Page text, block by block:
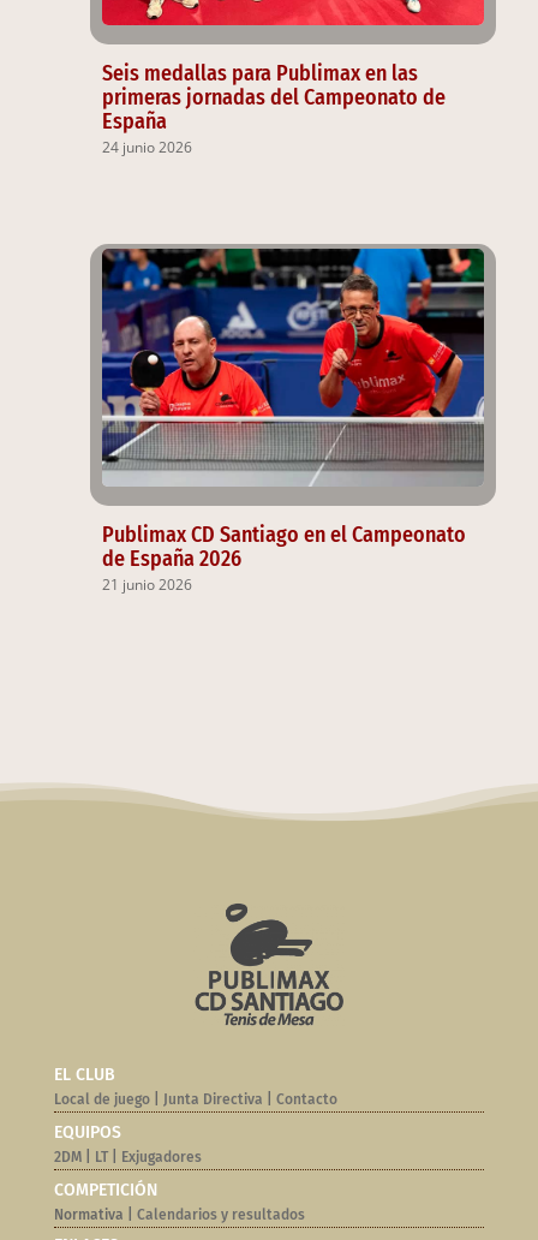
Seis medallas para Publimax en las
primeras jornadas del Campeonato de
España
24 junio 2026
Publimax CD Santiago en el Campeonato
de España 2026
21 junio 2026
EL CLUB
Local de juego| Junta Directiva Contacto
EQUIPOS
2DM| LT| Exjugadores
COMPETICIÓN
Normativa | Calendarios y resultados